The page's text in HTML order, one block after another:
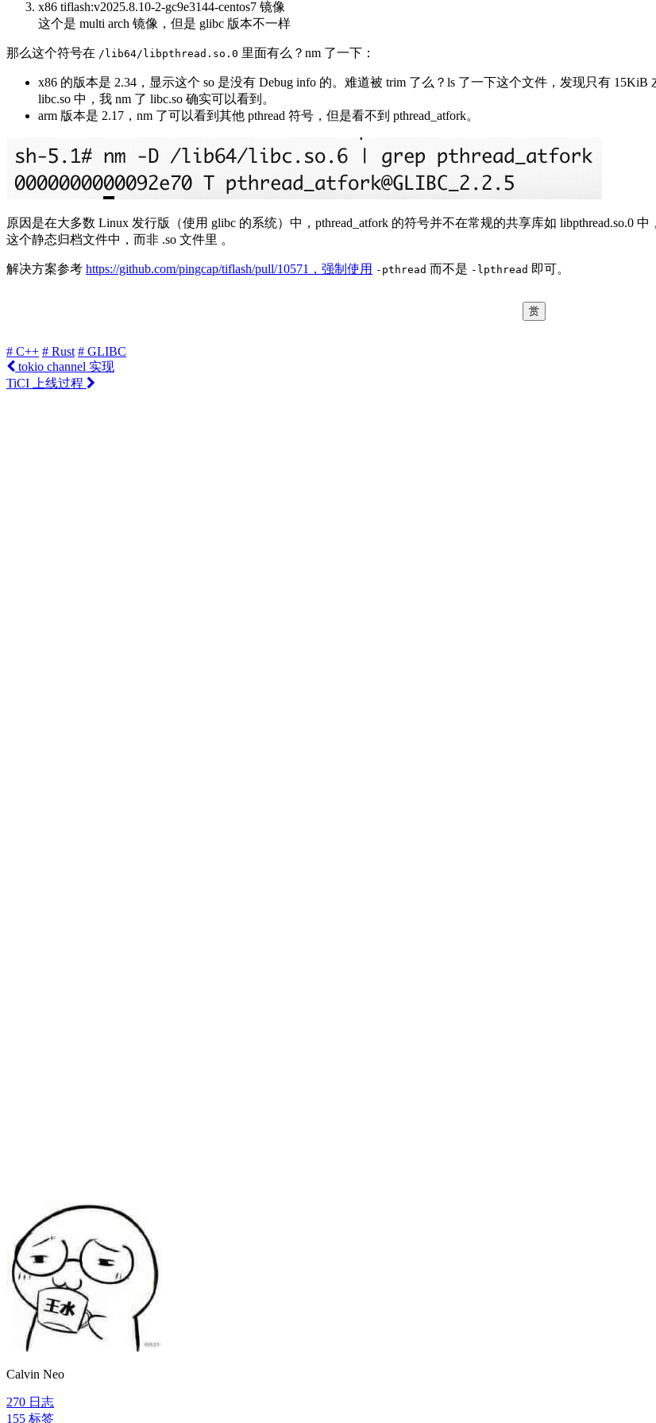
x86 tiflash:v2025.8.10-2-gc9e3144-centos7 镜像
这个是 multi arch 镜像，但是 glibc 版本不一样
那么这个符号在 /lib64/libpthread.so.0 里面有么？nm 了一下：
x86 的版本是 2.34，显示这个 so 是没有 Debug info 的。难道被 trim 了么？ls 了一下这个文件，发现只有
libc.so 中，我 nm 了 libc.so 确实可以看到。
arm 版本是 2.17，nm 了可以看到其他 pthread 符号，但是看不到 pthread_atfork。
原因是在大多数 Linux 发行版（使用 glibc 的系统）中，pthread_atfork 的符号并不在常规的共享库如 libpthread.so.0
这个静态归档文件中，而非 .so 文件里 。
解决方案参考 https://github.com/pingcap/tiflash/pull/10571，强制使用 -pthread 而不是 -lpthread 即可。
赏
# C++ # Rust # GLIBC
tokio channel 实现
TiCI 上线过程
Calvin Neo
270 日志
155 标签